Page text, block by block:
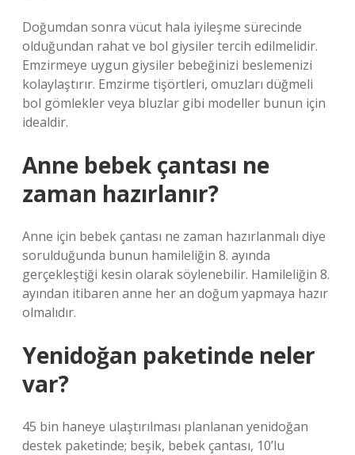
Doğumdan sonra vücut hala iyileşme sürecinde
olduğundan rahat ve bol giysiler tercih edilmelidir.
Emzirmeye uygun giysiler bebeğinizi beslemenizi
kolaylaştırır. Emzirme tişörtleri, omuzları düğmeli
bol gömlekler veya bluzlar gibi modeller bunun için
idealdir.
Anne bebek çantası ne
zaman hazırlanır?
Anne için bebek çantası ne zaman hazırlanmalı diye
sorulduğunda bunun hamileliğin 8. ayında
gerçekleştiği kesin olarak söylenebilir. Hamileliğin 8.
ayından itibaren anne her an doğum yapmaya hazır
olmalıdır.
Yenidoğan paketinde neler
var?
45 bin haneye ulaştırılması planlanan yenidoğan
destek paketinde; beşik, bebek çantası, 10’lu